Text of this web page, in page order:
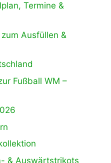
Termine &
Ausfüllen &
Fußball WM –
& Auswärtstrikots